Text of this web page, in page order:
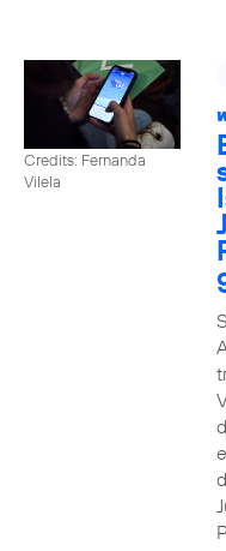
Credits: Fernanda
Vilela